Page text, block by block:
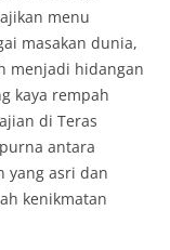
menu
masakan dunia,
menjadi hidangan
kaya rempah
di Teras
antara
yang asri dan
kenikmatan